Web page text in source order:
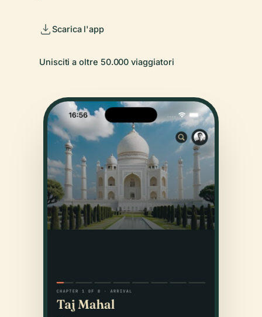
Scarica l'app
Unisciti a oltre 50.000 viaggiatori